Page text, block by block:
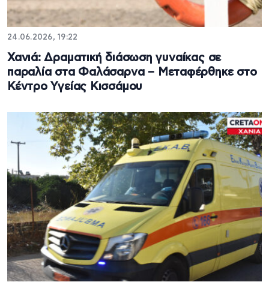
24.06.2026, 19:22
Χανιά: Δραματική διάσωση γυναίκας σε
παραλία στα Φαλάσαρνα – Μεταφέρθηκε στο
Κέντρο Υγείας Κισσάμου